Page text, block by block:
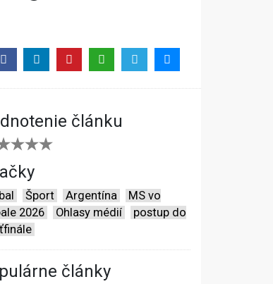
článku
Šport Argentína
MS vo
2026
Ohlasy médií
postup do
články